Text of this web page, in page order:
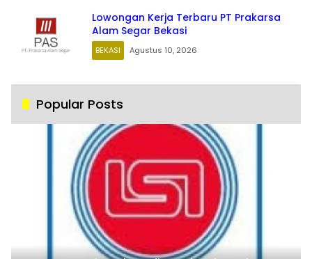
Lowongan Kerja Terbaru PT Prakarsa
Alam Segar Bekasi
BEKASI Agustus 10, 2026
Popular Posts